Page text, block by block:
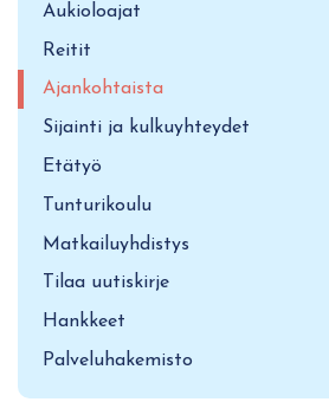
Aukioloajat
Reitit
Ajankohtaista
Sijainti ja kulkuyhteydet
Etätyö
Tunturikoulu
Matkailuyhdistys
Tilaa uutiskirje
Hankkeet
Palveluhakemisto